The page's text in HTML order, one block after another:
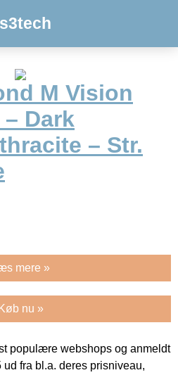
M Vision
Dark
– Str.
mere »
Køb nu »
populære webshops og anmeldt
fra bl.a. deres prisniveau,